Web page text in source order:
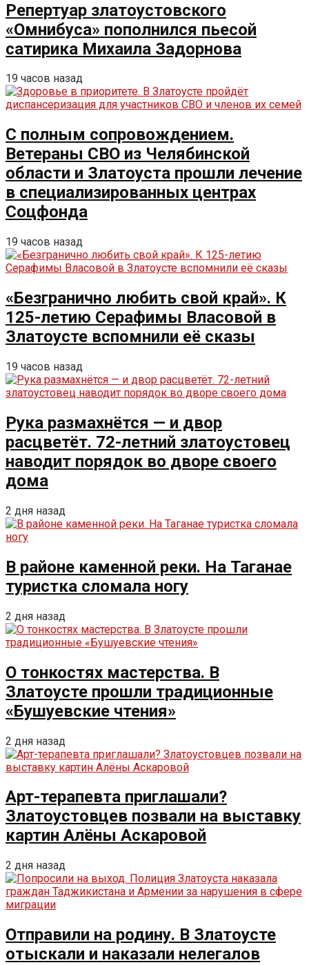
Репертуар златоустовского
«Омнибуса» пополнился пьесой
сатирика Михаила Задорнова
19 часов назад
С полным сопровождением.
Ветераны СВО из Челябинской
области и Златоуста прошли лечение
в специализированных центрах
Соцфонда
19 часов назад
«Безгранично любить свой край». К
125-летию Серафимы Власовой в
Златоусте вспомнили её сказы
19 часов назад
Рука размахнётся — и двор
расцветёт. 72-летний златоустовец
наводит порядок во дворе своего
дома
2 дня назад
В районе каменной реки. На Таганае
туристка сломала ногу
2 дня назад
О тонкостях мастерства. В
Златоусте прошли традиционные
«Бушуевские чтения»
2 дня назад
Арт-терапевта приглашали?
Златоустовцев позвали на выставку
картин Алёны Аскаровой
2 дня назад
Отправили на родину. В Златоусте
отыскали и наказали нелегалов